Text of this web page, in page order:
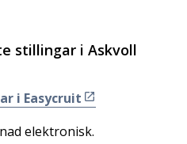
stillingar i Askvoll
i Easycruit
elektronisk.